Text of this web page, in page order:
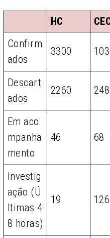
HC
Confirm
ados
3300
Descart
ados
2260
Em aco
mpanha
mento
46 68
Investig
ação (Ú
ltimas 4
8 horas)
19 126